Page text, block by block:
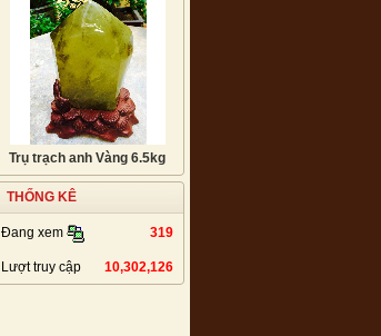
Trụ trạch anh Vàng 6.5kg
THỐNG KÊ
319
Đang xem
10,302,126
Lượt truy cập